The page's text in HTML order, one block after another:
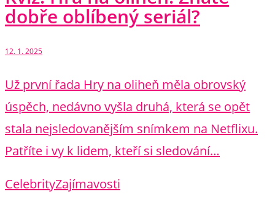
dobře oblíbený seriál?
12. 1. 2025
Už první řada Hry na oliheň měla obrovský
úspěch, nedávno vyšla druhá, která se opět
stala nejsledovanějším snímkem na Netflixu.
Patříte i vy k lidem, kteří si sledování…
CelebrityZajímavosti